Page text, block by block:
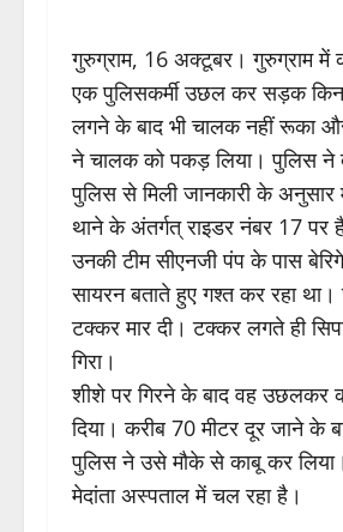
गुरुग्राम, 16 अक्टूबर। गुरुग्राम में
एक पुलिसकर्मी उछल कर सड़क
लगने के बाद भी चालक नहीं रूका
ने चालक को पकड़ लिया। पुलिस ने
पुलिस से मिली जानकारी के अनुसार
थाने के अंतर्गत् राइडर नंबर 17
उनकी टीम सीएनजी पंप के पास
सायरन बताते हुए गश्त कर रहा
टक्कर मार दी। टक्कर लगते ही
गिरा।
शीशे पर गिरने के बाद वह उछलकर
दिया। करीब 70 मीटर दूर जाने के
पुलिस ने उसे मौके से काबू कर
मेदांता अस्पताल में चल रहा है।